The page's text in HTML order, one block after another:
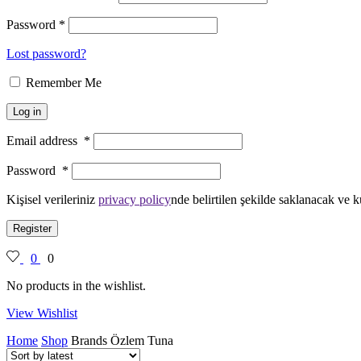
Password *
Lost password?
Remember Me
Log in
Email address *
Password *
Kişisel verileriniz privacy policynde belirtilen şekilde saklanacak ve
Register
0
0
No products in the wishlist.
View Wishlist
Home Shop Brands Özlem Tuna